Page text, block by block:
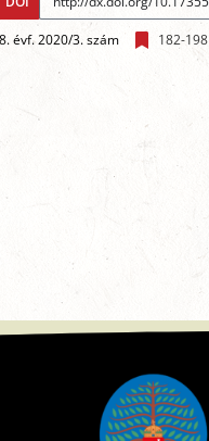
évf. 2020/3. szám 182-198